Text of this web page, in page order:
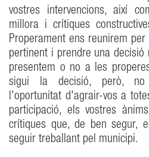
vostres intervencions, així
millora i crítiques
Properament ens reunirem
pertinent i prendre una decisió
presentem o no a les
sigui la decisió, però, no
l'oportunitat d'agrair-vos a
participació, els vostres
crítiques que, de ben segur,
seguir treballant pel municipi.